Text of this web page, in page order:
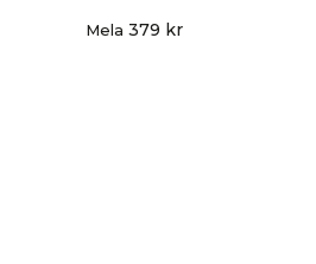
Mela 379 kr